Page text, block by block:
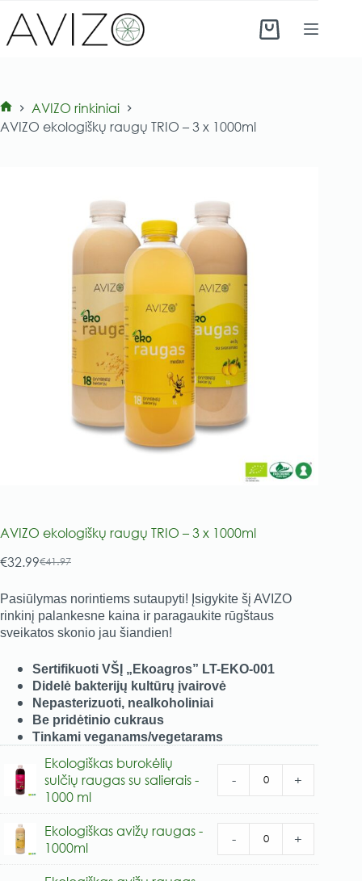
content
Shopping
Pradinis
AVIZO rinkiniai​
AVIZO ekologiškų raugų TRIO – 3 x 1000ml
AVIZO ekologiškų raugų TRIO – 3 x 1000ml
€41.97
Original
was:
€41.97.
€32.99Current
is:
€32.99.
Pasiūlymas norintiems sutaupyti! Įsigykite šį AVIZO
rinkinį palankesne kaina ir paragaukite rūgštaus
sveikatos skonio jau šiandien!
Sertifikuoti VŠĮ „Ekoagros” LT-EKO-001
Didelė bakterijų kultūrų įvairovė
Nepasterizuoti, nealkoholiniai
Be pridėtinio cukraus
Tinkami veganams/vegetarams
Ekologiškas burokėlių
sulčių raugas su salierais -
1000 ml
- +
Ekologiškas avižų raugas -
1000ml
- +